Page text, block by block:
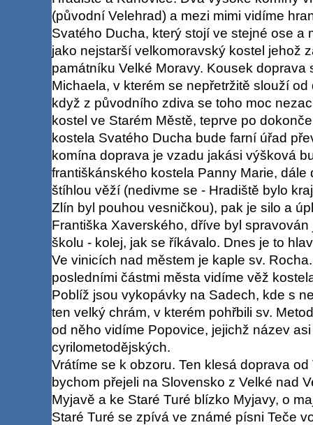
(původní Velehrad) a mezi mimi vidíme
Svatého Ducha, který stojí ve stejné ose a
jako nejstarší velkomoravský kostel jehož
památníku Velké Moravy. Kousek doprava
Michaela, v kterém se nepřetržitě slouží
když z původního zdiva se toho moc
kostel ve Starém Městě, teprve po
kostela Svatého Ducha bude farní úřad
komína doprava je vzadu jakási výšková
františkánského kostela Panny Marie,
štíhlou věží (nedivme se - Hradiště bylo
Zlín byl pouhou vesničkou), pak je silo a
Františka Xaverského, dříve byl
školu - kolej, jak se říkávalo. Dnes je to
Ve vinicích nad městem je kaple sv.
posledními částmi města vidíme věž
Poblíž jsou vykopávky na Sadech, kde s
ten velký chrám, v kterém pohřbili sv.
od něho vidíme Popovice, jejichž název
cyrilometodějských.
Vrátíme se k obzoru. Ten klesá doprava
bychom přejeli na Slovensko z Velké nad
Myjavě a ke Staré Turé blízko Myjavy, o
Staré Turé se zpívá ve známé písni Teče